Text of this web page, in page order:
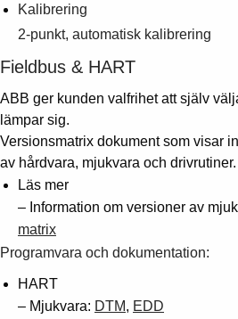
Kalibrering
2-punkt, automatisk kalibrering
Fieldbus & HART
ABB ger kunden valfrihet att själv
lämpar sig.
Versionsmatrix dokument som visar
av hårdvara, mjukvara och drivrutiner.
Läs mer
– Information om versioner av
matrix
Programvara och dokumentation:
HART
– Mjukvara: DTM, EDD